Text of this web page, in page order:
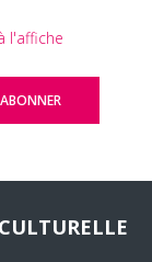
l'affiche